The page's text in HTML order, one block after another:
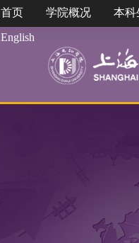
首页 学院概况 本科
English